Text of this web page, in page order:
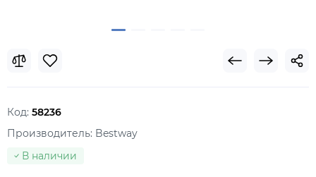
Код: 58236
Производитель: Bestway
В наличии